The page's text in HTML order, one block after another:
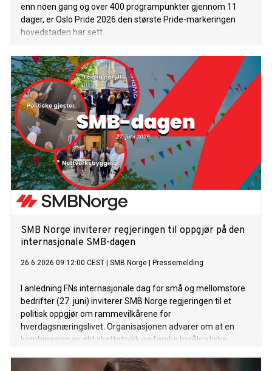
enn noen gang og over 400 programpunkter gjennom 11
dager, er Oslo Pride 2026 den største Pride-markeringen
hovedstaden har sett.
SMB Norge inviterer regjeringen til oppgjør på den
internasjonale SMB-dagen
26.6.2026 09:12:00 CEST SMB Norge Pressemelding
I anledning FNs internasjonale dag for små og mellomstore
bedrifter (27. juni) inviterer SMB Norge regjeringen til et
politisk oppgjør om rammevilkårene for
hverdagsnæringslivet. Organisasjonen advarer om at en
kombinasjon av økt skattetrykk og ferske byråkratiske
norske distriktsbedrifter.